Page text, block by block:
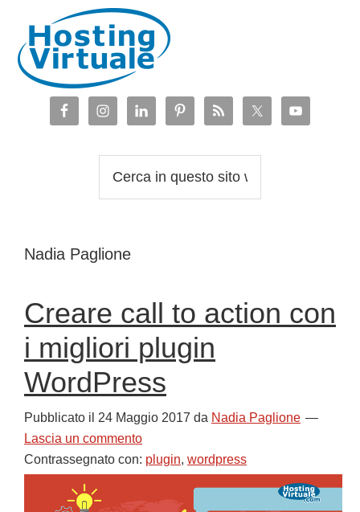
navigazione
primaria
contenuto
principale
barra
laterale
piè
web
Nadia Paglione
Creare call to action con
i migliori plugin
WordPress
Pubblicato il 24 Maggio 2017 da Nadia Paglione
Lascia un commento
Contrassegnato con: plugin, wordpress